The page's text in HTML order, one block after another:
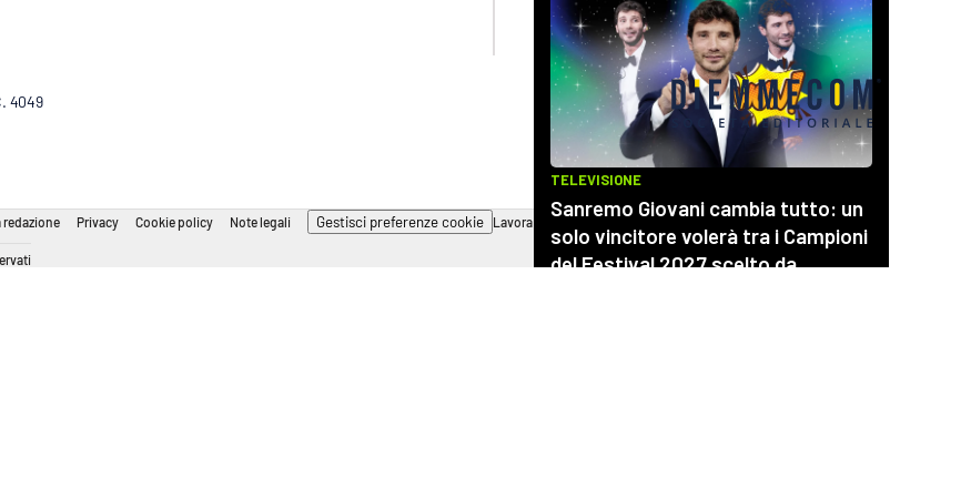
catanzarochannel.it
4049
redazione Privacy Cookie policy Note legali Gestisci preferenze cookie Lavora con noi